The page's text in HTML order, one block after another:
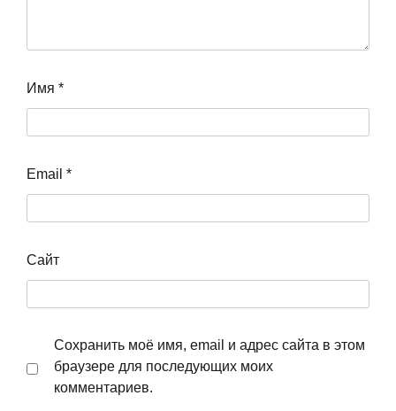
Имя *
Email *
Сайт
Сохранить моё имя, email и адрес сайта в этом
браузере для последующих моих
комментариев.